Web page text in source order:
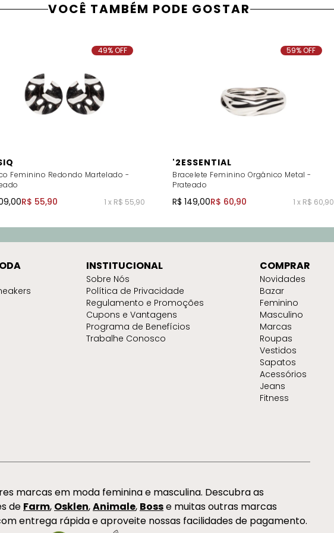
VOCÊ TAMBÉM PODE GOSTAR
Feminino Redondo Martelado -
R$ 55,90 1 x R$ 55,90
49% OFF
'2ESSENTIAL
Bracelete Feminino Orgânico Metal -
Prateado
R$ 149,00R$ 60,90 1 x R$ 60,90
59% OFF
INSTITUCIONAL
Sobre Nós
Política de Privacidade
Regulamento e Promoções
Cupons e Vantagens
Programa de Benefícios
Trabalhe Conosco
COMPRAR
Novidades
Bazar
Feminino
Masculino
Marcas
Roupas
Vestidos
Sapatos
Acessórios
Jeans
Fitness
marcas em moda feminina e masculina. Descubra as
de Farm, Osklen,Animale, Bosse muitas outras marcas
entrega rápida e aproveite nossas facilidades de pagamento.